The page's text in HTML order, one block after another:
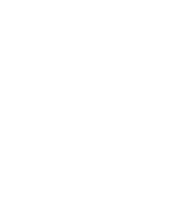
امید است که با همراهی
اداره کل آموزش و دفتر